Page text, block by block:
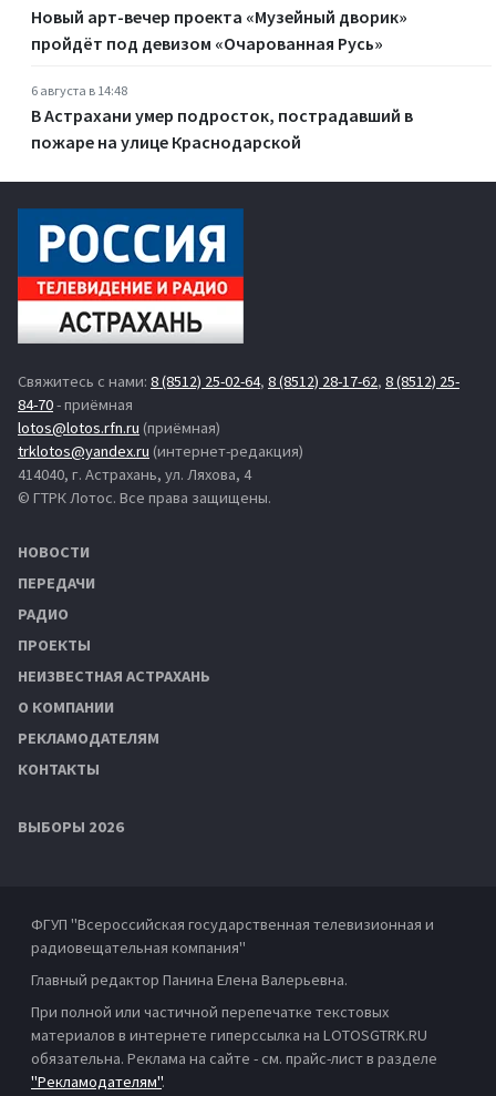
Новый арт-вечер проекта «Музейный дворик»
пройдёт под девизом «Очарованная Русь»
6 августа в 14:48
В Астрахани умер подросток, пострадавший в
пожаре на улице Краснодарской
Свяжитесь с нами: 8 (8512) 25-02-64, 8 (8512) 28-17-62, 8 (8512) 25-
84-70- приёмная
lotos@lotos.rfn.ru (приёмная)
trklotos@yandex.ru (интернет-редакция)
414040, г. Астрахань, ул. Ляхова, 4
© ГТРК Лотос. Все права защищены.
НОВОСТИ
ПЕРЕДАЧИ
РАДИО
ПРОЕКТЫ
НЕИЗВЕСТНАЯ АСТРАХАНЬ
О КОМПАНИИ
РЕКЛАМОДАТЕЛЯМ
КОНТАКТЫ
ВЫБОРЫ 2026
ФГУП "Всероссийская государственная телевизионная и
радиовещательная компания"
Главный редактор Панина Елена Валерьевна.
При полной или частичной перепечатке текстовых
материалов в интернете гиперссылка на LOTOSGTRK.RU
обязательна. Реклама на сайте - см. прайс-лист в разделе
"Рекламодателям".